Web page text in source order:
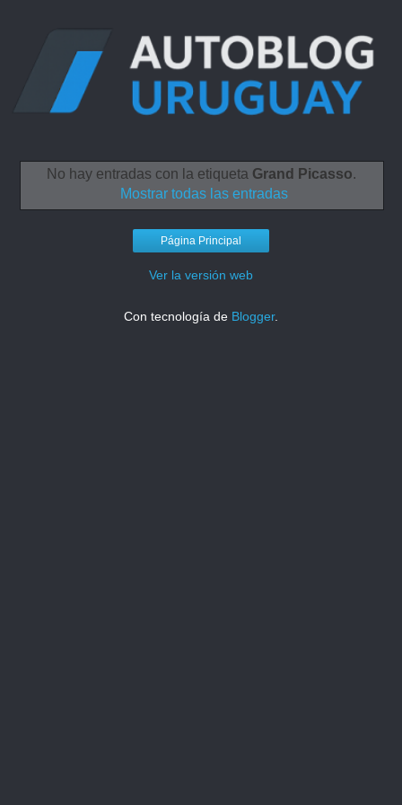
No hay entradas con la etiqueta Grand Picasso.
Mostrar todas las entradas
Página Principal
Ver la versión web
Con tecnología de Blogger.